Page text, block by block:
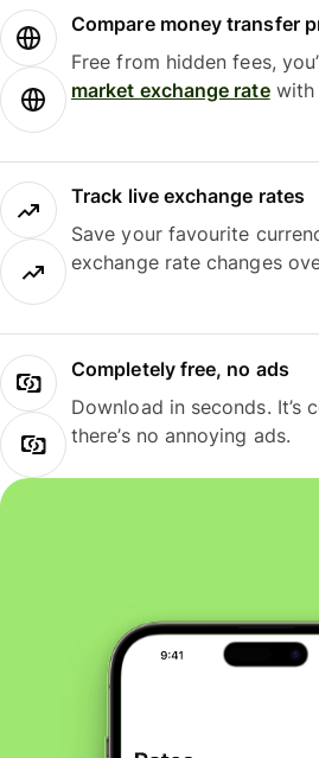
Compare money transfer
Free from hidden fees,
market exchange ratewith
Track live exchange rates
Save your favourite
exchange rate changes
Completely free, no ads
Download in seconds. It’s
there’s no annoying ads.